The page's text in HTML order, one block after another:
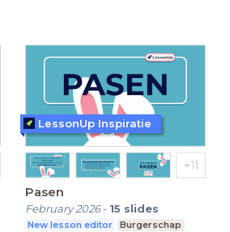
Pasen
February 2026- 15 slides
New lesson editor
Burgerschap
LessonUp Inspiratie